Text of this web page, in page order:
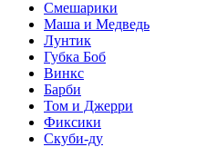
Смешарики
Маша и Медведь
Лунтик
Губка Боб
Винкс
Барби
Том и Джерри
Фиксики
Скуби-ду